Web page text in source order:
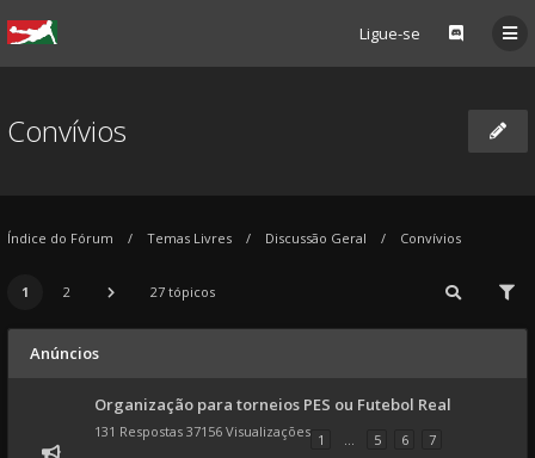
Ligue-se
Convívios
Índice do Fórum Temas Livres Discussão Geral Convívios
1 2 27 tópicos
Anúncios
Organização para torneios PES ou Futebol Real
131 Respostas 37156 Visualizações 1 ... 5 6
7